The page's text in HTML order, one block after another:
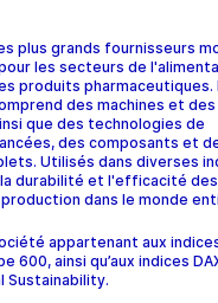
plus grands fournisseurs
les secteurs de
produits pharmaceutiques.
des machines et des
que des technologies de
des composants et
Utilisés dans diverses
durabilité et l'efficacité des
dans le monde
appartenant aux
600, ainsi qu’aux indices
Sustainability.